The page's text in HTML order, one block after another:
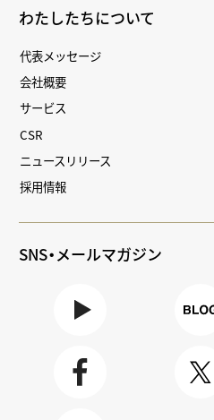
わたしたちについて
代表メッセージ
会社概要
サービス
CSR
ニュースリリース
採用情報
SNS・メールマガジン